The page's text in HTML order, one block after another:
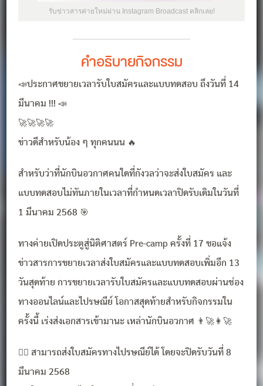
รับข่าวสารค่ายใหม่ผ่าน Instagram Broadcast คลิกเลย!
คำอธิบายกิจกรรม
📣ประกาศขยายเวลารับใบสมัครและแบบทดสอบ ถึงวันที่ 14
มีนาคม !!! 📣
🚀🚀🚀🚀
ข่าวดีสำหรับน้อง ๆ ทุกคนนน 🔥
สำหรับว่าที่นักบินอวกาศคนใดที่กังวลว่าจะส่งใบสมัคร และ
แบบทดสอบไม่ทันภายในเวลาที่กำหนดเวลาปิดรับเดิมในวันที่
1 มีนาคม 2568 🎯
ทางค่ายเปิดประตูสู่นิติศาสตร์ Pre-camp ครั้งที่ 17 ขอแจ้ง
ข่าวสารการขยายเวลาส่งใบสมัครและแบบทดสอบเพิ่มอีก 13
วันสุดท้าย การขยายเวลารับใบสมัครและแบบทดสอบผ่านช่อง
ทางออนไลน์และไปรษณีย์ โอกาสสุดท้ายสำหรับกิจกรรมใน
ครั้งนี้ เร่งส่งเอกสารเข้ามานะ เหล่านักบินอวกาศ 👨‍🚀👩‍🚀
👉🏼 สามารถส่งใบสมัครทางไปรษณีย์ได้ โดยจะปิดรับวันที่ 8
มีนาคม 2568